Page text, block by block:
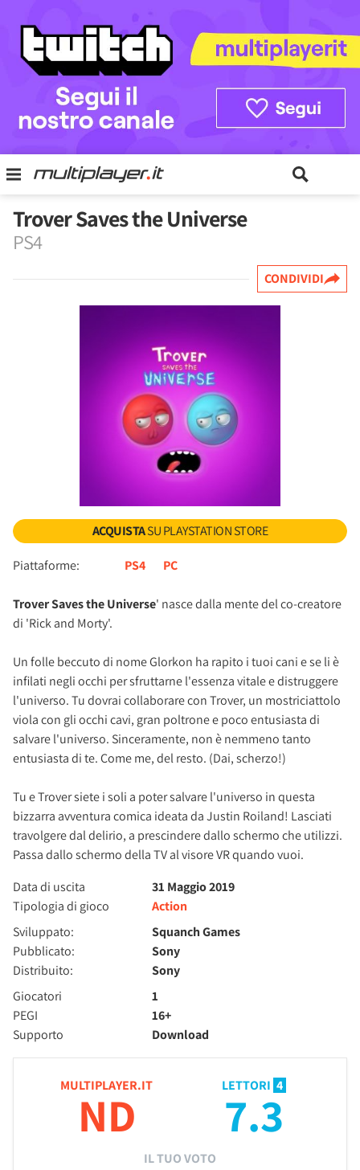
Trover Saves the Universe
PS4
CONDIVIDI
ACQUISTASU PLAYSTATION STORE
Piattaforme: PS4 PC
Trover Saves the Universe' nasce dalla mente del co-creatore
di 'Rick and Morty'.
Un folle beccuto di nome Glorkon ha rapito i tuoi cani e se li è
infilati negli occhi per sfruttarne l'essenza vitale e distruggere
l'universo. Tu dovrai collaborare con Trover, un mostriciattolo
viola con gli occhi cavi, gran poltrone e poco entusiasta di
salvare l'universo. Sinceramente, non è nemmeno tanto
entusiasta di te. Come me, del resto. (Dai, scherzo!)
Tu e Trover siete i soli a poter salvare l'universo in questa
bizzarra avventura comica ideata da Justin Roiland! Lasciati
travolgere dal delirio, a prescindere dallo schermo che utilizzi.
Passa dallo schermo della TV al visore VR quando vuoi.
Data di uscita
31 Maggio 2019
Tipologia di gioco
Action
Sviluppato:
Squanch Games
Pubblicato:
Sony
Distribuito:
Sony
Giocatori
1
PEGI
16+
Supporto
Download
MULTIPLAYER.IT
ND
LETTORI 4
7.3
IL TUO VOTO